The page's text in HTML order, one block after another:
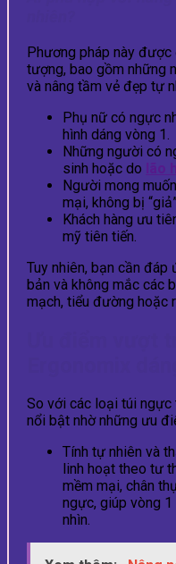
Phương pháp này được
tượng, bao gồm những
và nâng tầm vẻ đẹp tự
Phụ nữ có ngực
hình dáng vòng 1.
Những người có
sinh hoặc do
lão
Người mong
mại, không bị
Khách hàng ưu
mỹ tiên tiến.
Tuy nhiên, bạn cần
bản và không mắc các
mạch, tiểu đường hoặc
So với các loại túi ngực
nổi bật nhờ những ưu
Tính tự nhiên và
linh hoạt theo tư
mềm mại, chân
ngực, giúp vòng
nhìn.